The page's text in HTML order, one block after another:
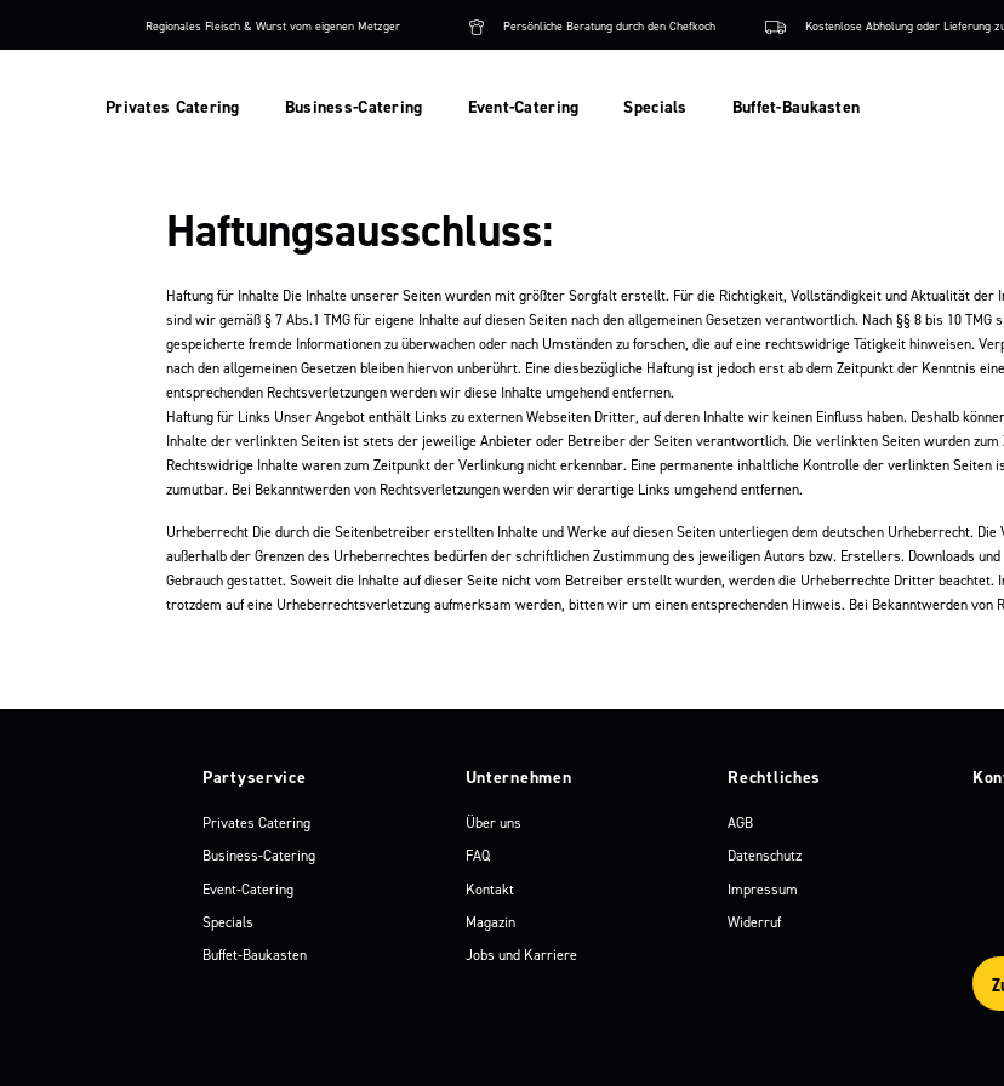
Regionales Fleisch & Wurst vom eigenen Metzger Persönliche Beratung durch den Chefkoch Kostenlose Abholung oder Lieferung
Privates Catering Business-Catering Event-Catering Specials Buffet-Baukasten
Haftungsausschluss:
Haftung für Inhalte Die Inhalte unserer Seiten wurden mit größter Sorgfalt erstellt. Für die Richtigkeit, Vollständigkeit und Aktualität der
sind wir gemäß § 7 Abs.1 TMG für eigene Inhalte auf diesen Seiten nach den allgemeinen Gesetzen verantwortlich. Nach §§ 8 bis 10
gespeicherte fremde Informationen zu überwachen oder nach Umständen zu forschen, die auf eine rechtswidrige Tätigkeit hinweisen.
nach den allgemeinen Gesetzen bleiben hiervon unberührt. Eine diesbezügliche Haftung ist jedoch erst ab dem Zeitpunkt der Kenntnis
entsprechenden Rechtsverletzungen werden wir diese Inhalte umgehend entfernen.
Haftung für Links Unser Angebot enthält Links zu externen Webseiten Dritter, auf deren Inhalte wir keinen Einfluss haben. Deshalb
Inhalte der verlinkten Seiten ist stets der jeweilige Anbieter oder Betreiber der Seiten verantwortlich. Die verlinkten Seiten wurden
Rechtswidrige Inhalte waren zum Zeitpunkt der Verlinkung nicht erkennbar. Eine permanente inhaltliche Kontrolle der verlinkten Seiten
zumutbar. Bei Bekanntwerden von Rechtsverletzungen werden wir derartige Links umgehend entfernen.
Urheberrecht Die durch die Seitenbetreiber erstellten Inhalte und Werke auf diesen Seiten unterliegen dem deutschen Urheberrecht.
außerhalb der Grenzen des Urheberrechtes bedürfen der schriftlichen Zustimmung des jeweiligen Autors bzw. Erstellers. Downloads
Gebrauch gestattet. Soweit die Inhalte auf dieser Seite nicht vom Betreiber erstellt wurden, werden die Urheberrechte Dritter beachtet.
trotzdem auf eine Urheberrechtsverletzung aufmerksam werden, bitten wir um einen entsprechenden Hinweis. Bei Bekanntwerden
Partyservice
Privates Catering
Business-Catering
Event-Catering
Specials
Buffet-Baukasten
Unternehmen
Über uns
FAQ
Kontakt
Magazin
Jobs und Karriere
Rechtliches
AGB
Datenschutz
Impressum
Widerruf